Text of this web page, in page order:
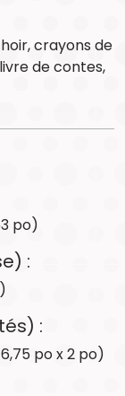
crayons de
de contes,
po)
:
:
6,75 po x 2 po)